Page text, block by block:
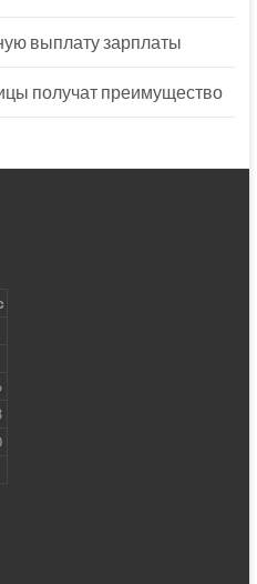
выплату зарплаты
получат преимущество